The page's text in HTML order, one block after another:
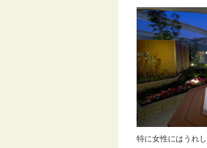
特に女性にはうれ